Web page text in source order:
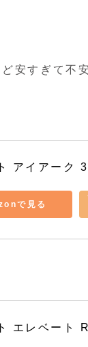
安すぎて不
アイアーク
で見る
エレベート